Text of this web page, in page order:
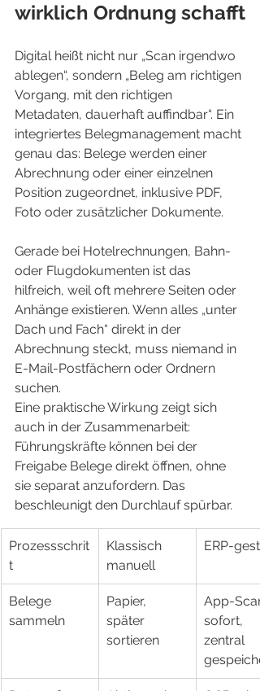
wirklich Ordnung schafft
Digital heißt nicht nur „Scan irgendwo
ablegen“, sondern „Beleg am richtigen
Vorgang, mit den richtigen
Metadaten, dauerhaft auffindbar“. Ein
integriertes Belegmanagement macht
genau das: Belege werden einer
Abrechnung oder einer einzelnen
Position zugeordnet, inklusive PDF,
Foto oder zusätzlicher Dokumente.
Gerade bei Hotelrechnungen, Bahn-
oder Flugdokumenten ist das
hilfreich, weil oft mehrere Seiten oder
Anhänge existieren. Wenn alles „unter
Dach und Fach“ direkt in der
Abrechnung steckt, muss niemand in
E-Mail-Postfächern oder Ordnern
suchen.
Eine praktische Wirkung zeigt sich
auch in der Zusammenarbeit:
Führungskräfte können bei der
Freigabe Belege direkt öffnen, ohne
sie separat anzufordern. Das
beschleunigt den Durchlauf spürbar.
Prozessschrit
t
Klassisch
manuell
ERP-
Belege
sammeln
Papier,
später
sortieren
App-Scan
sofort,
zentral